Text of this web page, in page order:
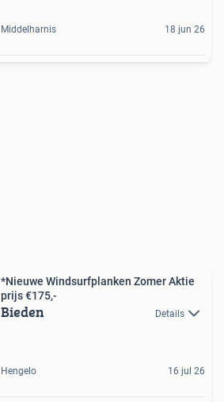
Middelharnis 18 jun 26
*Nieuwe Windsurfplanken Zomer Aktie‍️
prijs €175,-
Bieden Details
Hengelo 16 jul 26